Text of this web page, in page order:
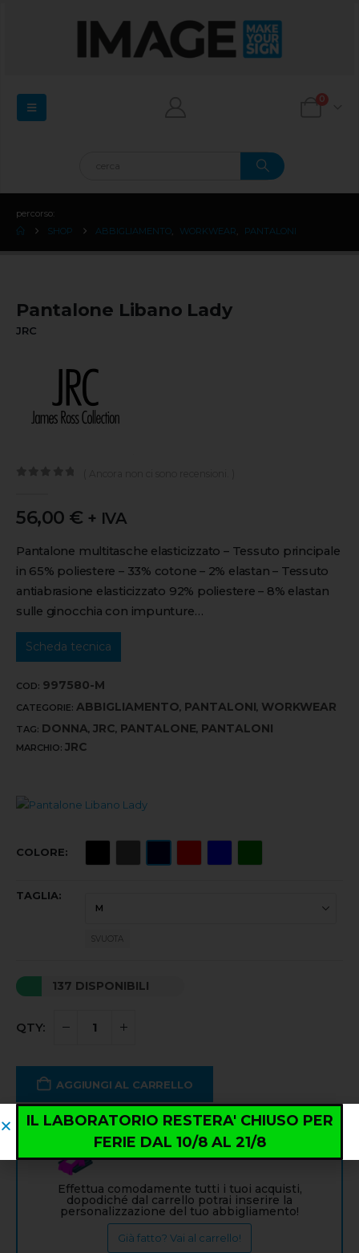
0
percorso:
SHOP
ABBIGLIAMENTO WORKWEAR PANTALONI
Pantalone Libano Lady
JRC
56,00 € + IVA
Pantalone multitasche elasticizzato – Tessuto principale
in 65% poliestere – 33% cotone – 2% elastan – Tessuto
antiabrasione elasticizzato 92% poliestere – 8% elastan
sulle ginocchia con impunture…
Scheda tecnica
COD: 997580-M
CATEGORIE: ABBIGLIAMENTO, PANTALONI, WORKWEAR
TAG: DONNA, JRC, PANTALONE, PANTALONI
MARCHIO: JRC
COLORE
TAGLIA
SVUOTA
137 DISPONIBILI
AGGIUNGI AL CARRELLO
Info: PERSONALIZZAZIONE
Effettua comodamente tutti i tuoi acquisti,
dopodiché dal carrello potrai inserire la
personalizzazione del tuo abbigliamento!
Già fatto? Vai al carrello!
IL LABORATORIO RESTERA' CHIUSO PER
FERIE DAL 10/8 AL 21/8